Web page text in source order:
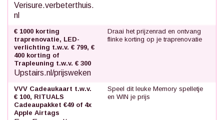
Verisure.verbeterthuis.
nl
€ 1000 korting
traprenovatie, LED-
verlichting t.w.v. € 799, €
400 korting of
Trapleuning t.w.v. € 300
Upstairs.nl/prijsweken
Draai het prijzenrad en ontvang
flinke korting op je traprenovatie
VVV Cadeaukaart t.w.v.
€ 100, RITUALS
Cadeaupakket €49 of 4x
Apple Airtags
Speel dit leuke Memory spelletje
en WIN je prijs